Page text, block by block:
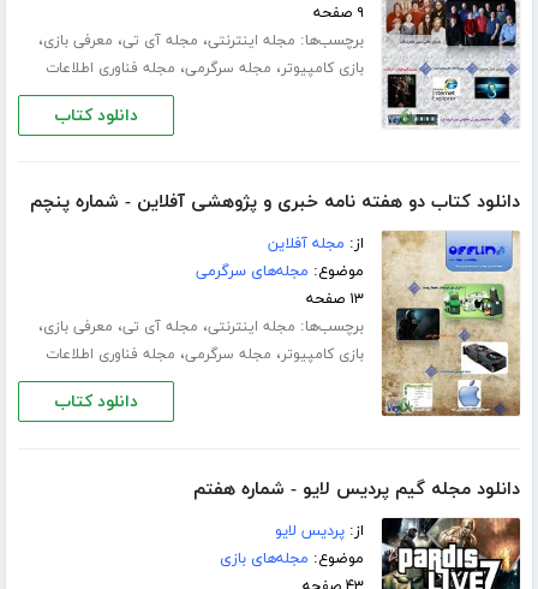
۹ صفحه
برچسب‌ها: مجله اینترنتی، مجله آی تی، معرفی بازی،
بازی کامپیوتر، مجله سرگرمی، مجله فناوری اطلاعات
دانلود کتاب
دانلود کتاب دو هفته نامه خبری و پژوهشی آفلاین - شماره پنچم
از: مجله آفلاین
موضوع: مجله‌های سرگرمی
۱۳ صفحه
برچسب‌ها: مجله اینترنتی، مجله آی تی، معرفی بازی،
بازی کامپیوتر، مجله سرگرمی، مجله فناوری اطلاعات
دانلود کتاب
دانلود مجله گیم پردیس لایو - شماره هفتم
از:پردیس لایو
موضوع: مجله‌های بازی